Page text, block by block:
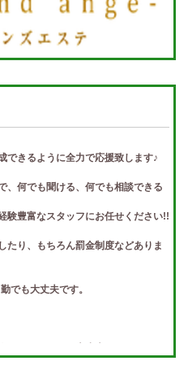
できるように全力で応援致します♪
、何でも聞ける、何でも相談できる
験豊富なスタッフにお任せください!!
たり、もちろん罰金制度などありま
でも大丈夫です。